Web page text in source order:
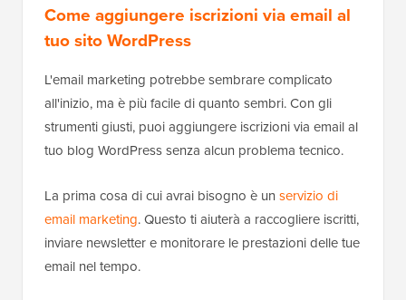
Come aggiungere iscrizioni via email al
tuo sito WordPress
L'email marketing potrebbe sembrare complicato
all'inizio, ma è più facile di quanto sembri. Con gli
strumenti giusti, puoi aggiungere iscrizioni via email al
tuo blog WordPress senza alcun problema tecnico.
La prima cosa di cui avrai bisogno è un servizio di
email marketing. Questo ti aiuterà a raccogliere iscritti,
inviare newsletter e monitorare le prestazioni delle tue
email nel tempo.